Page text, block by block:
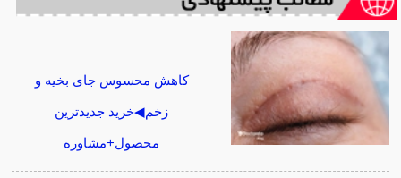
کاهش محسوس جای بخیه و
زخم◀خرید جدیدترین
محصول+مشاوره